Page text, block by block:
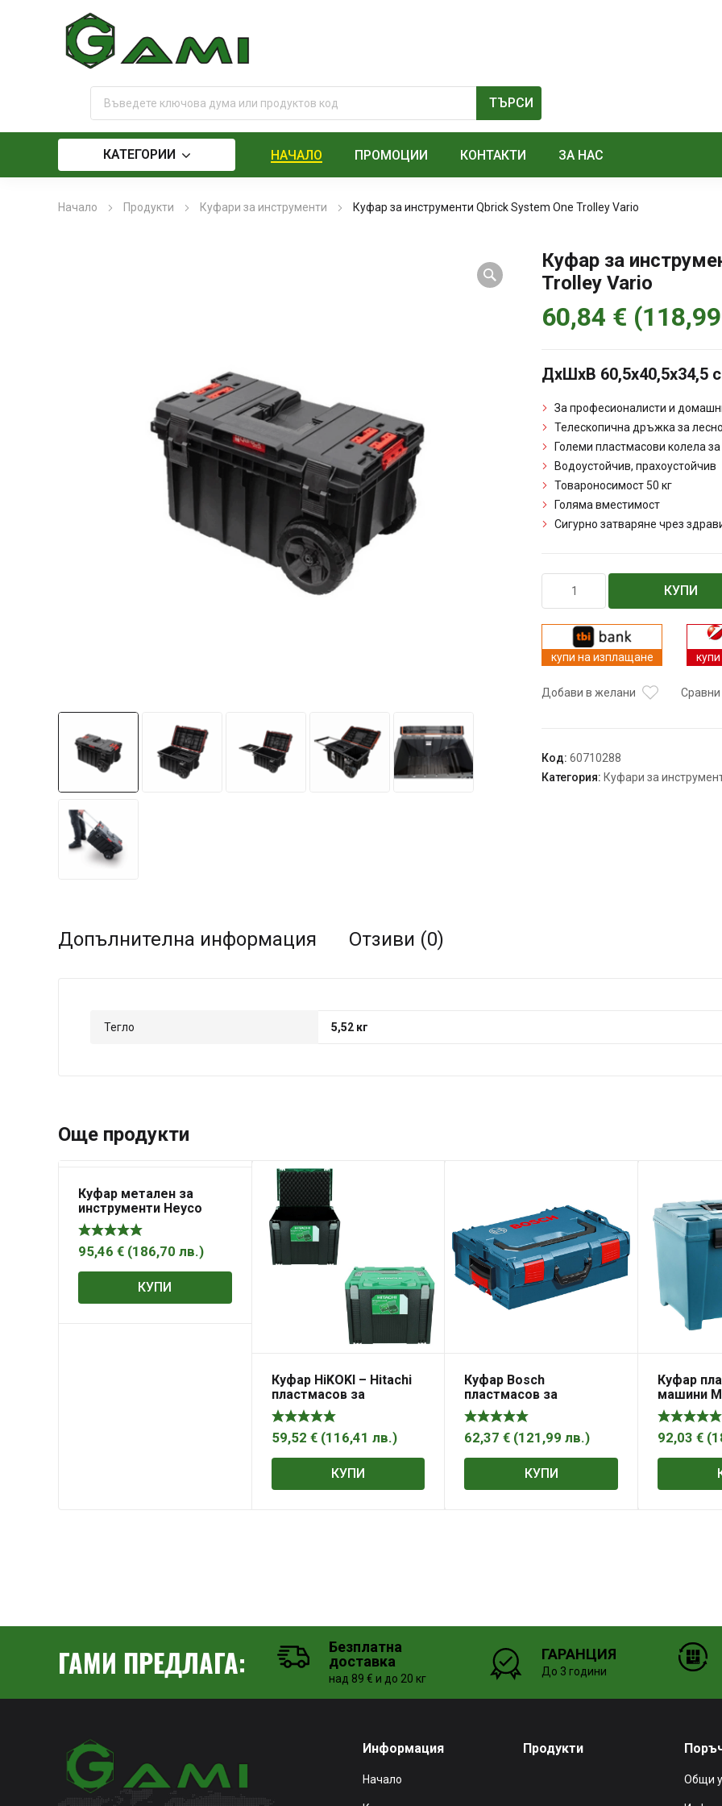
КАТЕГОРИИ НАЧАЛО ПРОМОЦИИ КОНТАКТИ ЗА НАС
Начало Продукти Куфари за инструменти Куфар за инструменти Qbrick System One Trolley Vario
Куфар за
Trolley Vario
60,84 € (
ДхШхВ 60,5х40,5х34,5
За професионалисти и
Телескопична дръжка за
Големи пластмасови колела
Водоустойчив, прахоустойчив
Товароносимост 50 кг
Голяма вместимост
Сигурно затваряне чрез
инструменти
Qbrick
System
КУПИ
купи на изплащане
Добави в желани Сравни
Код: 60710288
Категория: Куфари за
Допълнителна информация Отзиви (0)
Тегло 5,52 кг
Още продукти
Куфар метален за
инструменти Heyco
01000010020
95,46 € (186,70 лв.)
КУПИ
Куфар HiKOKI – Hitachi
пластмасов за
инструменти
395х295х315 мм, черен,
HSC IV
59,52 € (116,41 лв.)
КУПИ
Куфар Bosch
пластмасов за
инструменти
357х442х151 мм, син, L-
BOXX 136
62,37€ (121,99лв.)
КУПИ
Куфар
машини
92,03€ (
ГАМИ ПРЕДЛАГА:
Безплатна
доставка
над 89 € и до 20 кг
ГАРАНЦИЯ
До 3 години
Информация
Начало
Продукти
Общи